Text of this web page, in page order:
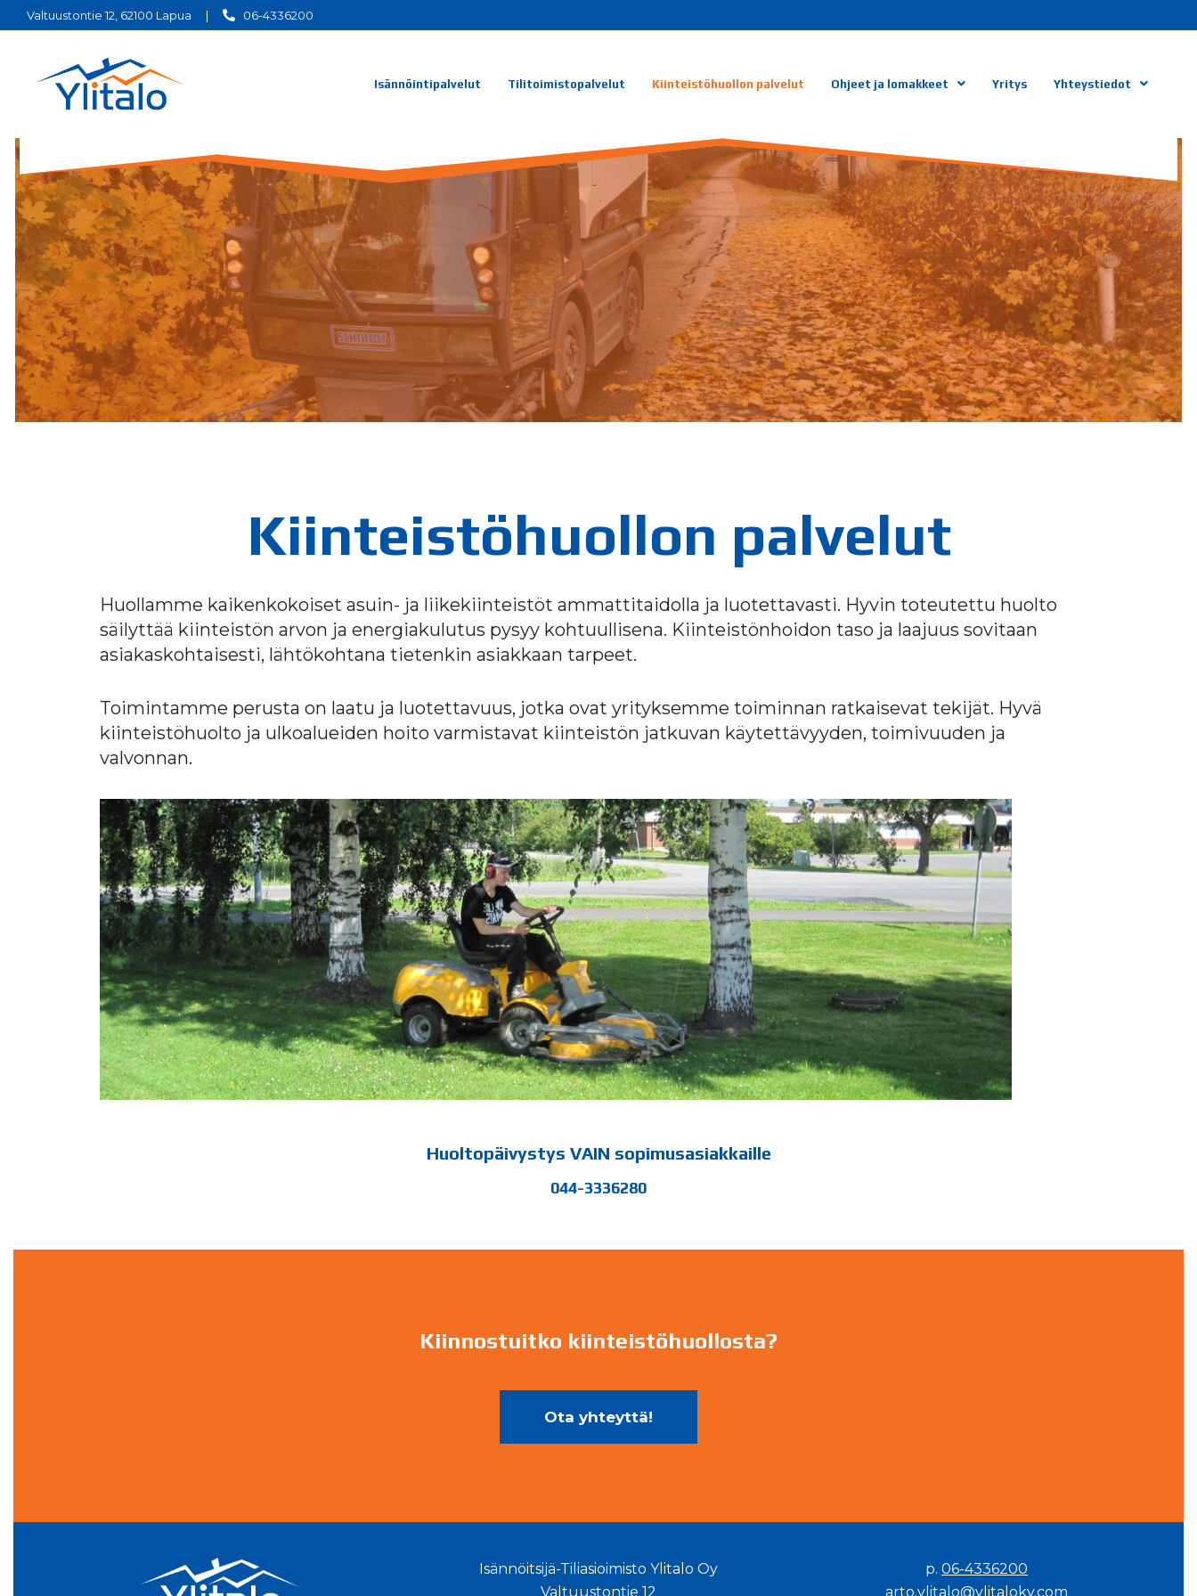
Valtuustontie 12, 62100 Lapua | 06-4336200
Isännöintipalvelut Tilitoimistopalvelut Kiinteistöhuollon palvelut Ohjeet ja lomakkeet Yritys Yhteystiedot
Kiinteistöhuollon palvelut
Huollamme kaikenkokoiset asuin- ja liikekiinteistöt ammattitaidolla ja luotettavasti. Hyvin toteutettu huolto
säilyttää kiinteistön arvon ja energiakulutus pysyy kohtuullisena. Kiinteistönhoidon taso ja laajuus sovitaan
asiakaskohtaisesti, lähtökohtana tietenkin asiakkaan tarpeet.
Toimintamme perusta on laatu ja luotettavuus, jotka ovat yrityksemme toiminnan ratkaisevat tekijät. Hyvä
kiinteistöhuolto ja ulkoalueiden hoito varmistavat kiinteistön jatkuvan käytettävyyden, toimivuuden ja
valvonnan.
Huoltopäivystys VAIN sopimusasiakkaille
044-3336280
Kiinnostuitko kiinteistöhuollosta?
Ota yhteyttä!
Isännöitsijä-Tiliasioimisto Ylitalo Oy
Valtuustontie 12
p.06-4336200
arto.ylitalo@ylitaloky.com